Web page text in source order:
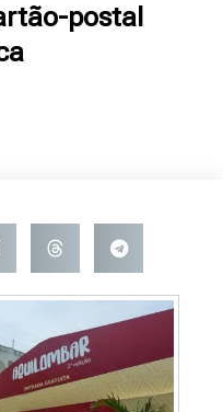
postal